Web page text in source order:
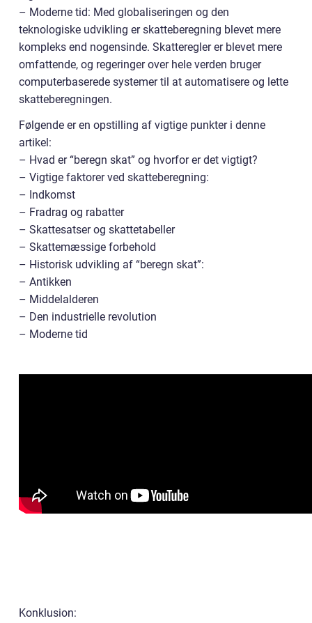
– Moderne tid: Med globaliseringen og den
teknologiske udvikling er skatteberegning blevet mere
kompleks end nogensinde. Skatteregler er blevet mere
omfattende, og regeringer over hele verden bruger
computerbaserede systemer til at automatisere og lette
skatteberegningen.
Følgende er en opstilling af vigtige punkter i denne
artikel:
– Hvad er “beregn skat” og hvorfor er det vigtigt?
– Vigtige faktorer ved skatteberegning:
– Indkomst
– Fradrag og rabatter
– Skattesatser og skattetabeller
– Skattemæssige forbehold
– Historisk udvikling af “beregn skat”:
– Antikken
– Middelalderen
– Den industrielle revolution
– Moderne tid
Konklusion: